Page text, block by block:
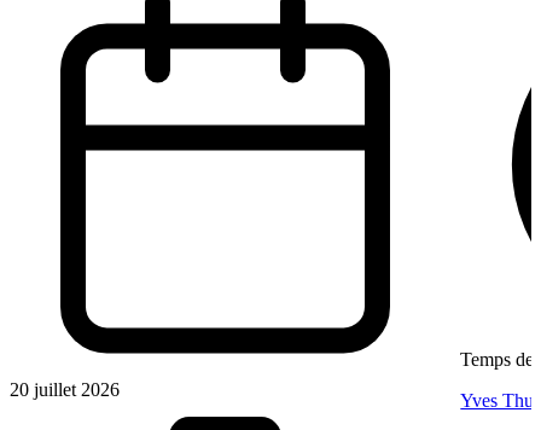
20 juillet 2026
Temps de
Yves